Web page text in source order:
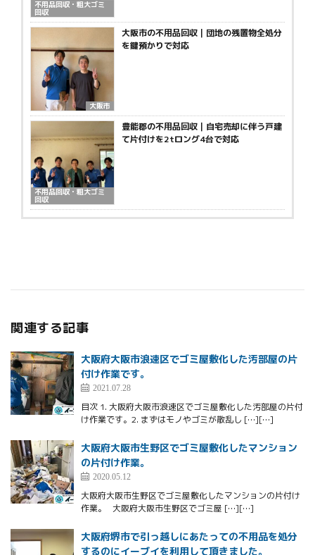
不用品回収・粗大ゴミ
回収
大阪市
大阪市の不用品回収｜団地の残置物全処分
を鍵預かりで対応
不用品回収・粗大ゴミ
回収
豊能郡の不用品回収｜自宅売却に伴う戸建
て片付けを2tロング4台で対応
関連する記事
大阪府大阪市浪速区でゴミ屋敷化した汚部屋の片
付け作業です。
2021.07.28
目次 1. 大阪府大阪市浪速区でゴミ屋敷化した汚部屋の片付
け作業です。2. まずはモノやゴミが散乱し […][…]
大阪府大阪市生野区でゴミ屋敷化したマンション
の片付け作業。
2020.05.12
大阪府大阪市生野区でゴミ屋敷化したマンションの片付け
作業。 大阪府大阪市生野区でゴミ屋 […][…]
大阪府堺市で引っ越しにあたっての不用品を処分
するのにイーブイを利用して頂きました。